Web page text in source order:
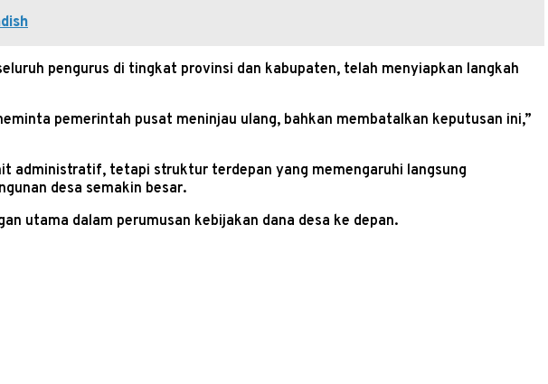
pengurus di tingkat provinsi dan kabupaten, telah menyiapkan langkah
pemerintah pusat meninjau ulang, bahkan membatalkan keputusan ini,”
administratif, tetapi struktur terdepan yang memengaruhi langsung
desa semakin besar.
utama dalam perumusan kebijakan dana desa ke depan.